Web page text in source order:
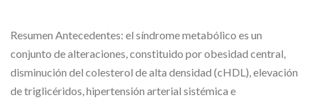
Resumen Antecedentes: el síndrome metabólico es un
conjunto de alteraciones, constituido por obesidad central,
disminución del colesterol de alta densidad (cHDL), elevación
de triglicéridos, hipertensión arterial sistémica e